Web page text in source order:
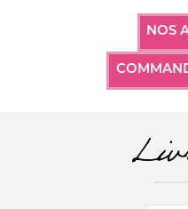
NOS